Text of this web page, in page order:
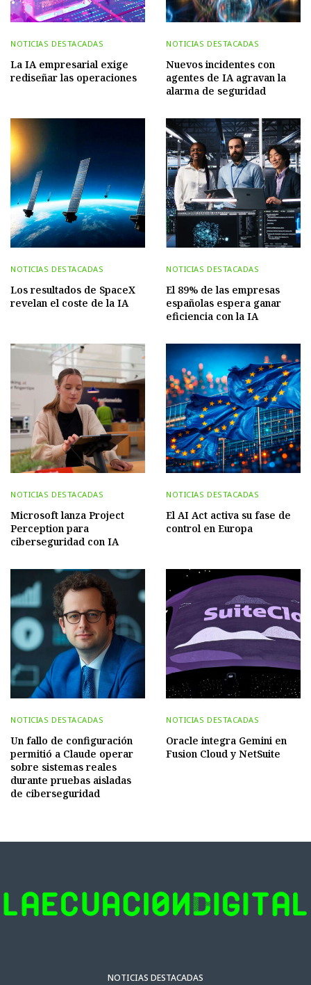
NOTICIAS DESTACADAS
La IA empresarial exige
rediseñar las operaciones
NOTICIAS DESTACADAS
Nuevos incidentes con
agentes de IA agravan la
alarma de seguridad
NOTICIAS DESTACADAS
Los resultados de SpaceX
revelan el coste de la IA
NOTICIAS DESTACADAS
El 89% de las empresas
españolas espera ganar
eficiencia con la IA
NOTICIAS DESTACADAS
Microsoft lanza Project
Perception para
ciberseguridad con IA
NOTICIAS DESTACADAS
El AI Act activa su fase de
control en Europa
NOTICIAS DESTACADAS
Un fallo de configuración
permitió a Claude operar
sobre sistemas reales
durante pruebas aisladas
de ciberseguridad
NOTICIAS DESTACADAS
Oracle integra Gemini en
Fusion Cloud y NetSuite
NOTICIAS DESTACADAS